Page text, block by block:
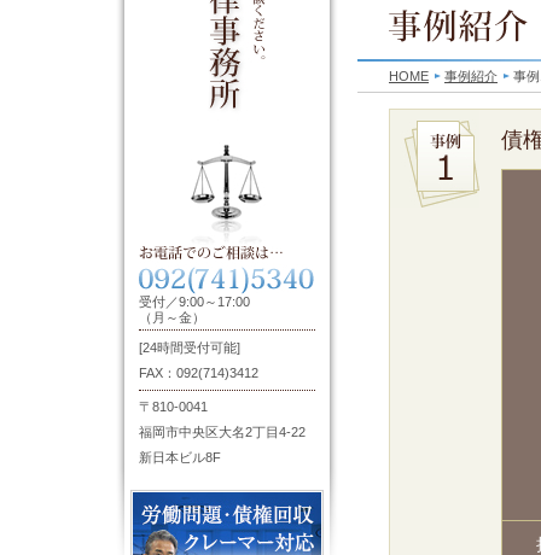
受付／9:00～17:00
（月～金）
[24時間受付可能]
FAX：092(714)3412
〒810-0041
福岡市中央区大名2丁目4-22
新日本ビル8F
HOME 事例紹介 事
債